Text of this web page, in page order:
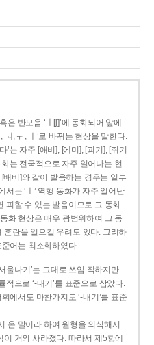
은 반모음 ‘ㅣ[j]’에 동화되어 앞에
ㅚ, ㅟ, ㅣ’로 바뀌는 현상을 말한다.
’는 자주 [애비], [에미], [괴기], [쥐기
화는 전국적으로 자주 일어나는 현
배비]와 같이 발음하는 경우는 일부
는 ‘ㅣ’ 역행 동화가 자주 일어난
피할 수 있는 발음이므로 그 동화
화 현상은 매우 광범위하여 그 동
란을 일으킬 우려도 있다. 그리하
준어는 최소화하였다.
울나기’는 그대로 쓰임 직하지만
적으로 ‘-내기’를 표준으로 삼았다.
에서도 마찬가지로 ‘-내기’를 표준
온 말이라 하여 원형을 의식해서
거의 사라졌다. 따라서 제5항에